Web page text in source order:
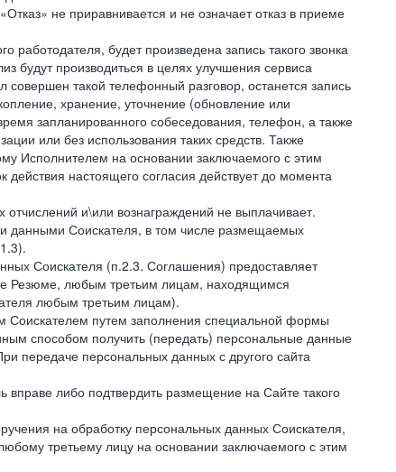
не приравнивается и не означает отказ в приеме
будет произведена запись такого звонка
будут производиться в целях улучшения сервиса
такой телефонный разговор, останется запись
хранение, уточнение (обновление или
запланированного собеседования, телефон, а также
или без использования таких средств. Также
Исполнителем на основании заключаемого с этим
настоящего согласия действует до момента
и\или вознаграждений не выплачивает.
данными Соискателя, в том числе размещаемых
Соискателя (п.2.3. Соглашения) предоставляет
Резюме, любым третьим лицам, находящимся
любым третьим лицам).
Соискателем путем заполнения специальной формы
способом получить (передать) персональные данные
передаче персональных данных с другого сайта
вправе либо подтвердить размещение на Сайте такого
на обработку персональных данных Соискателя,
третьему лицу на основании заключаемого с этим